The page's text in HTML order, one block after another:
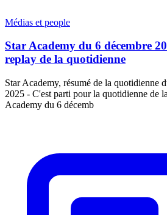
Médias et people
Star Academy du 6 décembre
replay de la quotidienne
Star Academy, résumé de la quotidienne
2025 - C'est parti pour la quotidienne de
Academy du 6 décemb